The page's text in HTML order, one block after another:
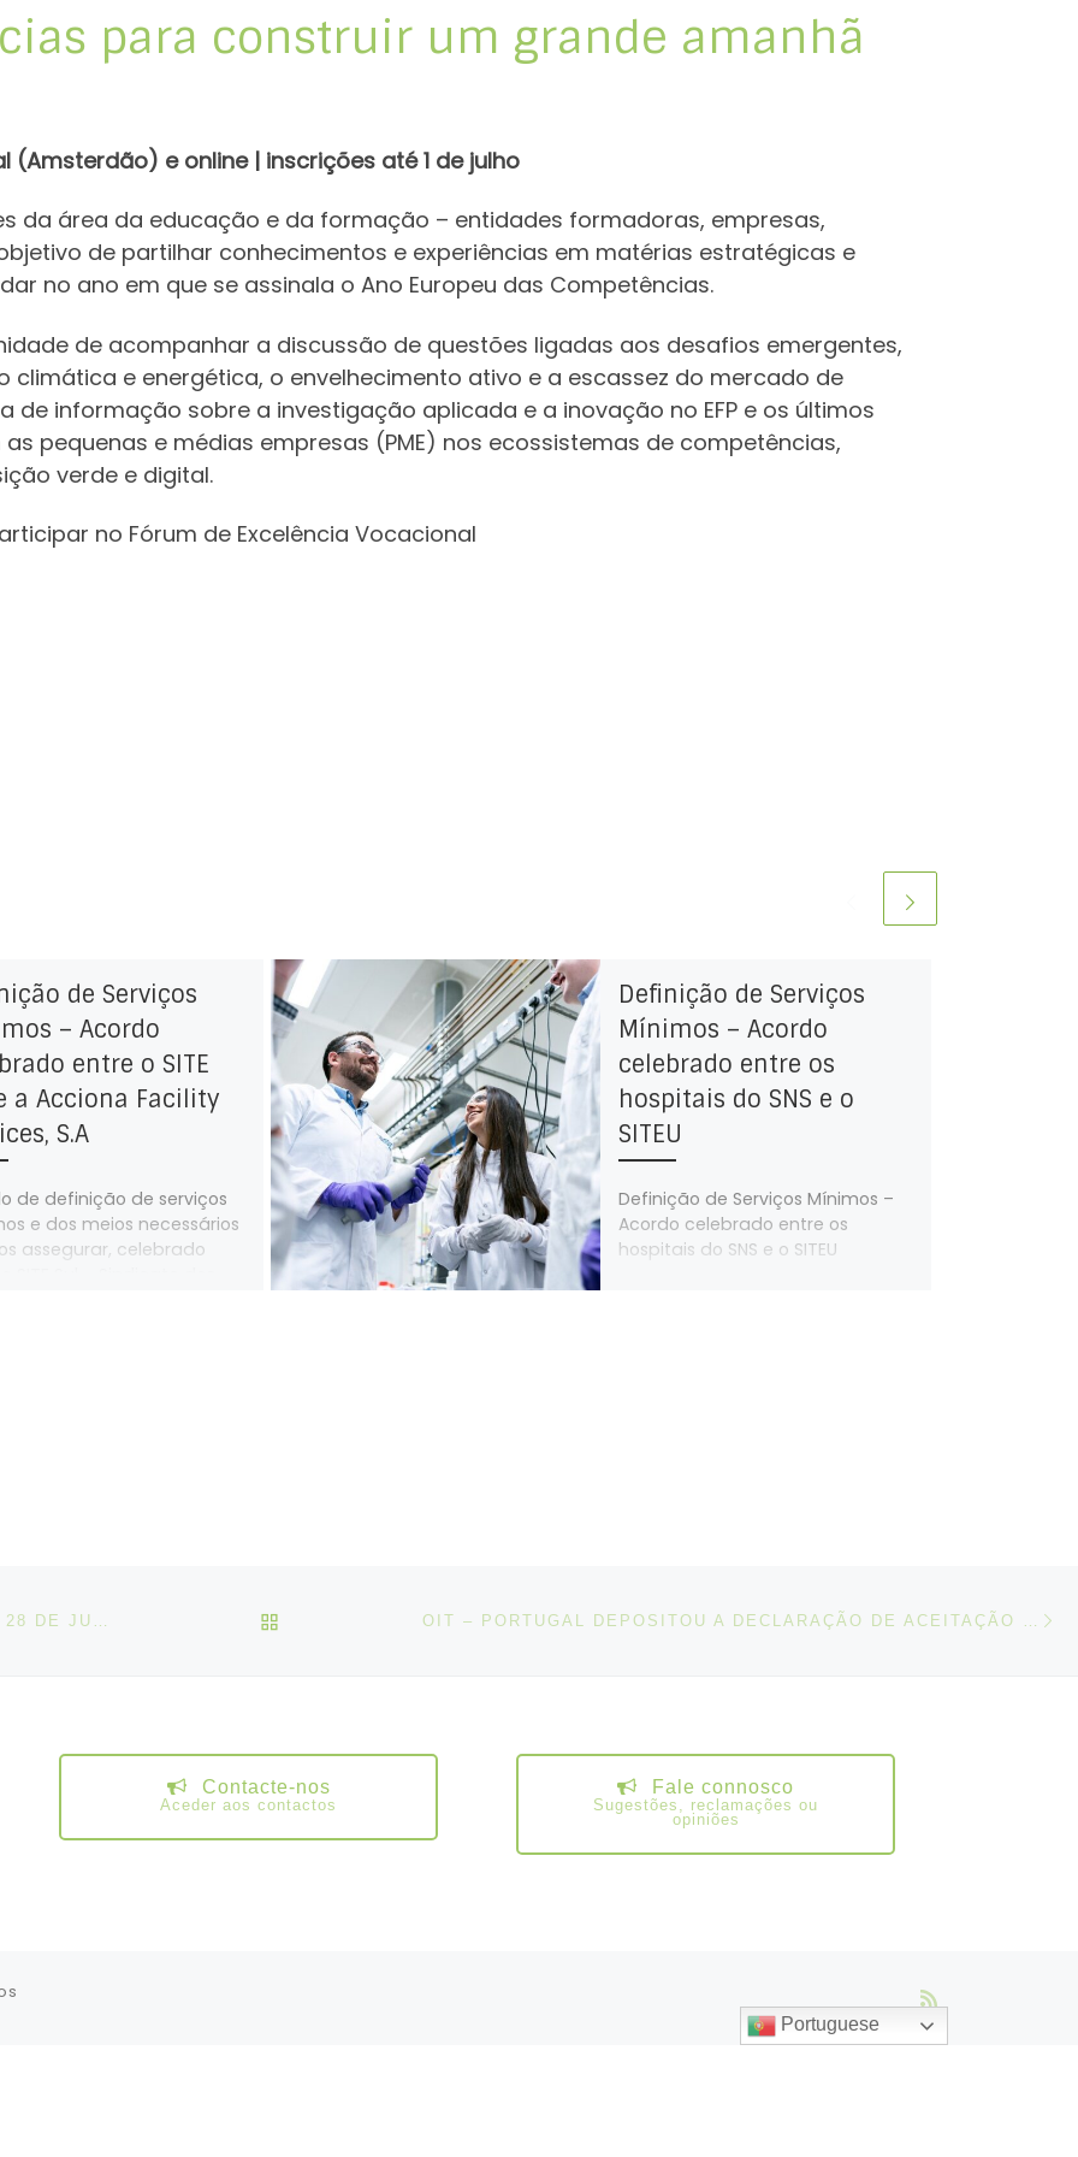
para construir um grande amanhã
(Amsterdão) e online | inscrições até 1 de julho
da área da educação e da formação – entidades formadoras, empresas,
de partilhar conhecimentos e experiências em matérias estratégicas e
no ano em que se assinala o Ano Europeu das Competências.
de acompanhar a discussão de questões ligadas aos desafios emergentes,
e energética, o envelhecimento ativo e a escassez do mercado de
de informação sobre a investigação aplicada e a inovação no EFP e os últimos
pequenas e médias empresas (PME) nos ecossistemas de competências,
verde e digital.
no Fórum de Excelência Vocacional
de Serviços
– Acordo
entre o SITE
a Acciona Facility
S.A
de definição de serviços
e dos meios necessários
assegurar, celebrado
Definição de Serviços
Mínimos – Acordo
celebrado entre os
hospitais do SNS e o
SITEU
Definição de Serviços Mínimos –
Acordo celebrado entre os
hospitais do SNS e o SITEU
VOLTAR À LISTA DE ARTIGOS
Contacte-nos
Aceder aos contactos
Fale connosco
Sugestões, reclamações ou
opiniões
Portuguese